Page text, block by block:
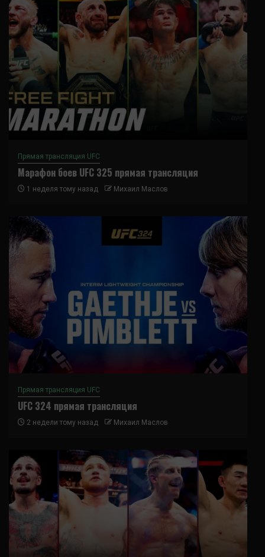
Прямая трансляция UFC
Марафон боев UFC 325 прямая трансляция
1 неделя тому назад Михаил Маслов
Прямая трансляция UFC
UFC 324 прямая трансляция
2 недели тому назад Михаил Маслов